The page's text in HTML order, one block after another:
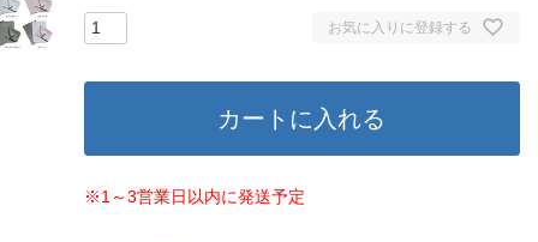
お気に入りに登録する
カートに入れる
※1～3営業日以内に発送予定